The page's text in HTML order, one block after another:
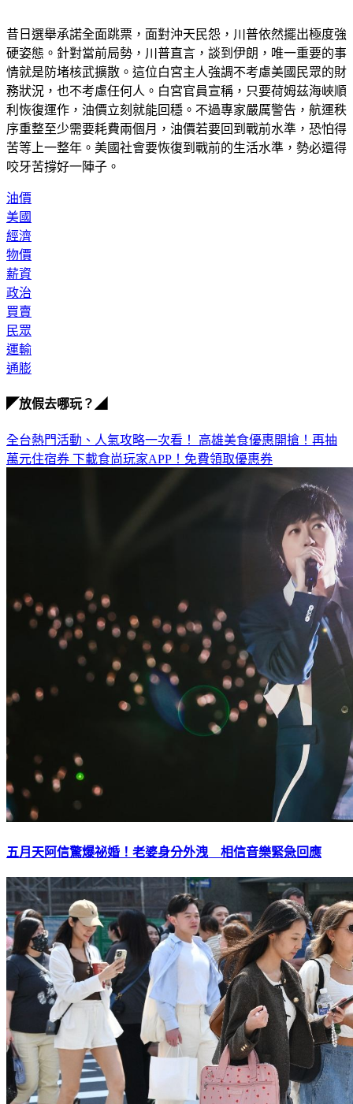
昔日選舉承諾全面跳票，面對沖天民怨，川普依然擺出極度強
硬姿態。針對當前局勢，川普直言，談到伊朗，唯一重要的事
情就是防堵核武擴散。這位白宮主人強調不考慮美國民眾的財
務狀況，也不考慮任何人。白宮官員宣稱，只要荷姆茲海峽順
利恢復運作，油價立刻就能回穩。不過專家嚴厲警告，航運秩
序重整至少需要耗費兩個月，油價若要回到戰前水準，恐怕得
苦等上一整年。美國社會要恢復到戰前的生活水準，勢必還得
咬牙苦撐好一陣子。
油價
美國
經濟
物價
薪資
政治
買賣
民眾
運輸
通膨
◤放假去哪玩？◢
全台熱門活動、人氣攻略一次看！ 高雄美食優惠開搶！再抽
萬元住宿券 下載食尚玩家APP！免費領取優惠券
五月天阿信驚爆祕婚！老婆身分外洩 相信音樂緊急回應